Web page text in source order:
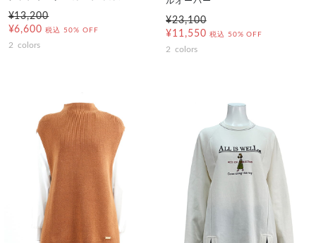
¥13,200
¥6,600 税込 50% OFF
2 colors
¥23,100
¥11,550 税込 50% OFF
2 colors